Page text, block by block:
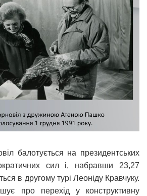
балотується на президентських
сил і, набравши 23,27
в другому турі Леоніду Кравчуку.
про перехід у конструктивну